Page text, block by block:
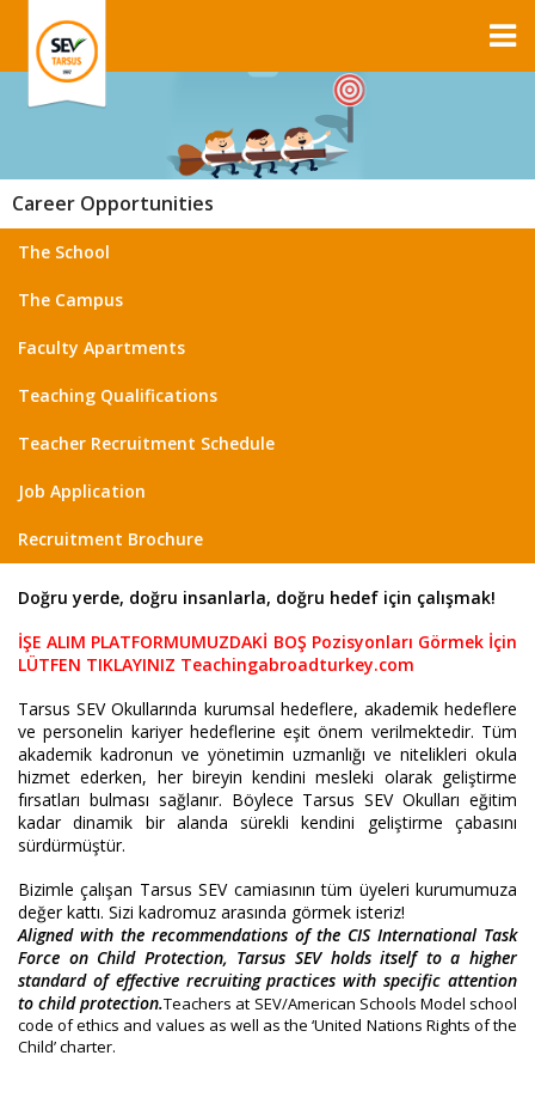
Career Opportunities
The School
The Campus
Faculty Apartments
Teaching Qualifications
Teacher Recruitment Schedule
Job Application
Recruitment Brochure
Doğru yerde, doğru insanlarla, doğru hedef için çalışmak!
İŞE ALIM PLATFORMUMUZDAKİ BOŞ Pozisyonları Görmek İçin
LÜTFEN TIKLAYINIZ Teachingabroadturkey.com
Tarsus SEV Okullarında kurumsal hedeflere, akademik hedeflere
ve personelin kariyer hedeflerine eşit önem verilmektedir. Tüm
akademik kadronun ve yönetimin uzmanlığı ve nitelikleri okula
hizmet ederken, her bireyin kendini mesleki olarak geliştirme
fırsatları bulması sağlanır. Böylece Tarsus SEV Okulları eğitim
kadar dinamik bir alanda sürekli kendini geliştirme çabasını
sürdürmüştür.
Bizimle çalışan Tarsus SEV camiasının tüm üyeleri kurumumuza
değer kattı. Sizi kadromuz arasında görmek isteriz!
Aligned with the recommendations of the CIS International Task
Force on Child Protection, Tarsus SEVholds itself to a higher
standard of effective recruiting practices with specific attention
to child protection.Teachers at SEV/American Schools Model school
code of ethics and values as well as the ‘United Nations Rights of the
Child’ charter.